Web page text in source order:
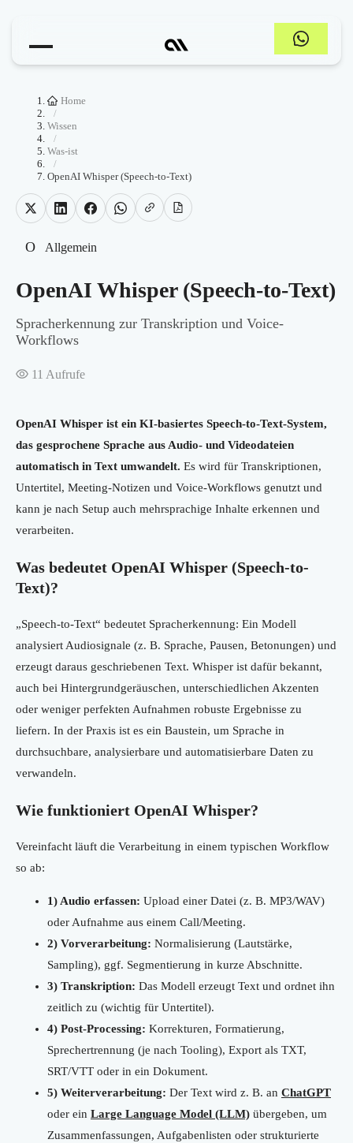
Home
/
Wissen
/
Was-ist
/
OpenAI Whisper (Speech-to-Text)
O Allgemein
OpenAI Whisper (Speech-to-Text)
Spracherkennung zur Transkription und Voice-
Workflows
11 Aufrufe
OpenAI Whisper ist ein KI-basiertes Speech-to-Text-System,
das gesprochene Sprache aus Audio- und Videodateien
automatisch in Text umwandelt. Es wird für Transkriptionen,
Untertitel, Meeting-Notizen und Voice-Workflows genutzt und
kann je nach Setup auch mehrsprachige Inhalte erkennen und
verarbeiten.
Was bedeutet OpenAI Whisper (Speech-to-
Text)?
„Speech-to-Text“ bedeutet Spracherkennung: Ein Modell
analysiert Audiosignale (z. B. Sprache, Pausen, Betonungen) und
erzeugt daraus geschriebenen Text. Whisper ist dafür bekannt,
auch bei Hintergrundgeräuschen, unterschiedlichen Akzenten
oder weniger perfekten Aufnahmen robuste Ergebnisse zu
liefern. In der Praxis ist es ein Baustein, um Sprache in
durchsuchbare, analysierbare und automatisierbare Daten zu
verwandeln.
Wie funktioniert OpenAI Whisper?
Vereinfacht läuft die Verarbeitung in einem typischen Workflow
so ab:
1) Audio erfassen: Upload einer Datei (z. B. MP3/WAV)
oder Aufnahme aus einem Call/Meeting.
2) Vorverarbeitung: Normalisierung (Lautstärke,
Sampling), ggf. Segmentierung in kurze Abschnitte.
3) Transkription: Das Modell erzeugt Text und ordnet ihn
zeitlich zu (wichtig für Untertitel).
4) Post-Processing: Korrekturen, Formatierung,
Sprechertrennung (je nach Tooling), Export als TXT,
SRT/VTT oder in ein Dokument.
5) Weiterverarbeitung: Der Text wird z. B. an ChatGPT
oder ein Large Language Model (LLM) übergeben, um
Zusammenfassungen, Aufgabenlisten oder strukturierte